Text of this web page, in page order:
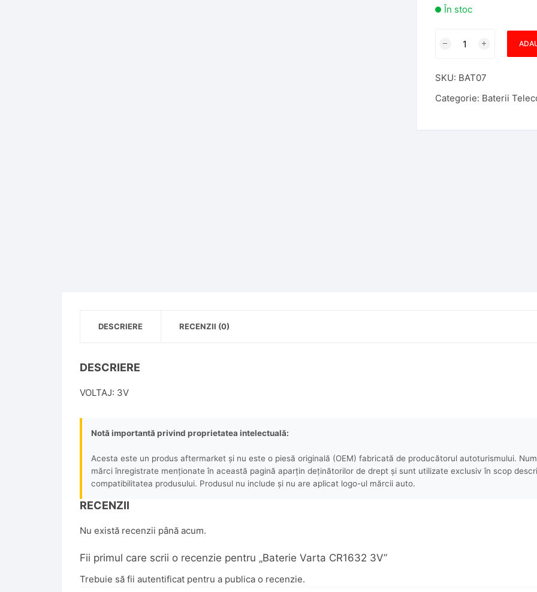
În stoc
Baterie
CR1632
3V
SKU: BAT07
Categorie: Baterii
DESCRIERE RECENZII (0)
DESCRIERE
VOLTAJ: 3V
Notă importantă privind proprietatea intelectuală:
Acesta este un produs aftermarket și nu este o piesă originală (OEM) fabricată de producătorul autoturismului.
mărci înregistrate menționate în această pagină aparțin deținătorilor de drept și sunt utilizate exclusiv în scop
compatibilitatea produsului. Produsul nu include și nu are aplicat logo-ul mărcii auto.
RECENZII
Nu există recenzii până acum.
Fii primul care scrii o recenzie pentru „Baterie Varta CR1632 3V”
Trebuie să fii autentificat pentru a publica o recenzie.